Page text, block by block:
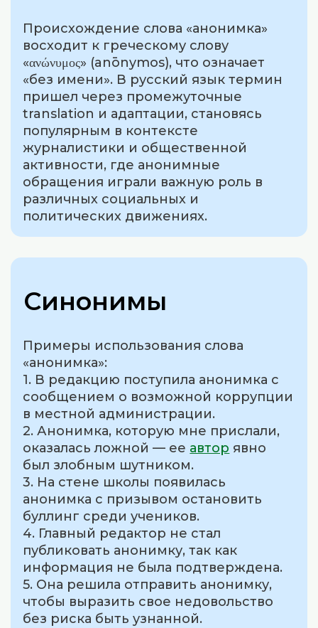
Происхождение слова «анонимка»
восходит к греческому слову
«ανώνυμος» (anōnymos), что означает
«без имени». В русский язык термин
пришел через промежуточные
translation и адаптации, становясь
популярным в контексте
журналистики и общественной
активности, где анонимные
обращения играли важную роль в
различных социальных и
политических движениях.
Синонимы
Примеры использования слова
«анонимка»:
1. В редакцию поступила анонимка с
сообщением о возможной коррупции
в местной администрации.
2. Анонимка, которую мне прислали,
оказалась ложной — ее автор явно
был злобным шутником.
3. На стене школы появилась
анонимка с призывом остановить
буллинг среди учеников.
4. Главный редактор не стал
публиковать анонимку, так как
информация не была подтверждена.
5. Она решила отправить анонимку,
чтобы выразить свое недовольство
без риска быть узнанной.